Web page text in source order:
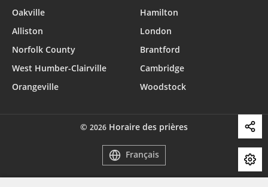
Oakville
Hamilton
Alliston
London
Norfolk County
Brantford
West Humber-Clairville
Cambridge
Orangeville
Woodstock
© 2026 Horaire des prières
Français